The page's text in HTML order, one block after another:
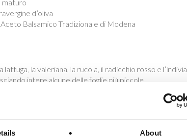
About
maturo
d’oliva
Balsamico Tradizionale di Modena
lattuga, la valeriana, la rucola, il radicchio rosso e
intere alcune delle foglie più piccole.
Balsamico Tradizionale, una presa di sale e pepe
e il mago con questa deliziosa emulsione,
insalata possono variare a seconda delle stagioni.